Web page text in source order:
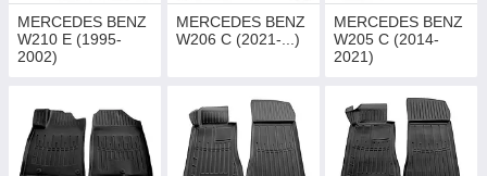
MERCEDES BENZ
W210 E (1995-
2002)
MERCEDES BENZ
W206 C (2021-...)
MERCEDES BENZ
W205 C (2014-
2021)